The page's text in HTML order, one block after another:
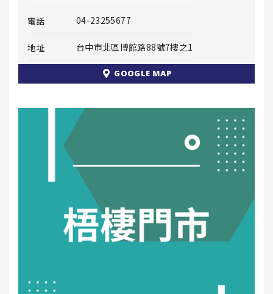
電話 04-23255677
地址 台中市北區博館路88號7樓之1
GOOGLE MAP